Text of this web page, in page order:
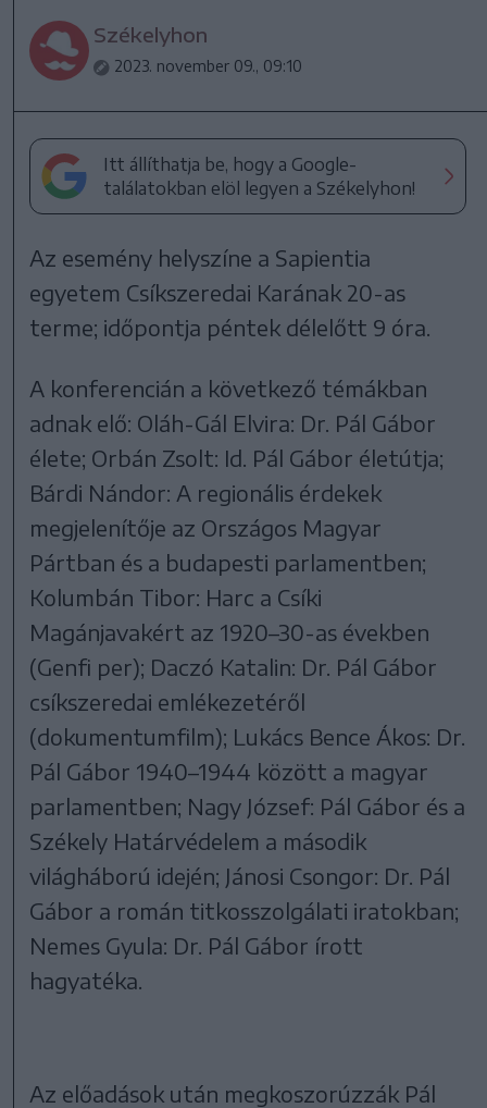
Székelyhon
2023. november 09., 09:10
Itt állíthatja be, hogy a Google-
találatokban elöl legyen a Székelyhon!
Az esemény helyszíne a Sapientia
egyetem Csíkszeredai Karának 20-as
terme; időpontja péntek délelőtt 9 óra.
A konferencián a következő témákban
adnak elő: Oláh-Gál Elvira: Dr. Pál Gábor
élete; Orbán Zsolt: Id. Pál Gábor életútja;
Bárdi Nándor: A regionális érdekek
megjelenítője az Országos Magyar
Pártban és a budapesti parlamentben;
Kolumbán Tibor: Harc a Csíki
Magánjavakért az 1920–30-as években
(Genfi per); Daczó Katalin: Dr. Pál Gábor
csíkszeredai emlékezetéről
(dokumentumfilm); Lukács Bence Ákos: Dr.
Pál Gábor 1940–1944 között a magyar
parlamentben; Nagy József: Pál Gábor és a
Székely Határvédelem a második
világháború idején; Jánosi Csongor: Dr. Pál
Gábor a román titkosszolgálati iratokban;
Nemes Gyula: Dr. Pál Gábor írott
hagyatéka.
Az előadások után megkoszorúzzák Pál